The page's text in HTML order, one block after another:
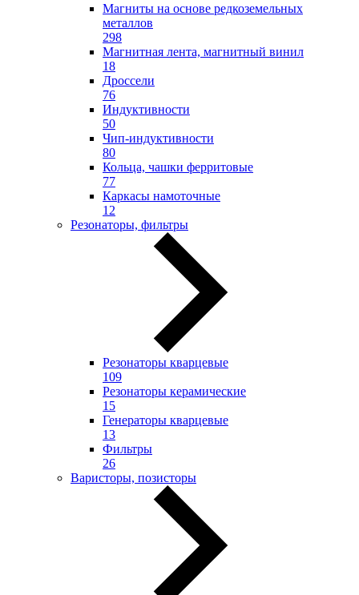
Магниты на основе редкоземельных
металлов
298
Магнитная лента, магнитный винил
18
Дроссели
76
Индуктивности
50
Чип-индуктивности
80
Кольца, чашки ферритовые
77
Каркасы намоточные
12
Резонаторы, фильтры
Резонаторы кварцевые
109
Резонаторы керамические
15
Генераторы кварцевые
13
Фильтры
26
Варисторы, позисторы